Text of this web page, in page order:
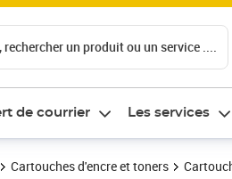
rechercher un produit ou un service ....
de courrier Les services
Cartouches d'encre et toners